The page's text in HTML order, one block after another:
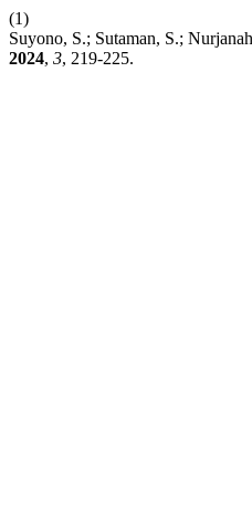
(1)
Suyono, S.; Sutaman, S.;
2024, 3, 219-225.